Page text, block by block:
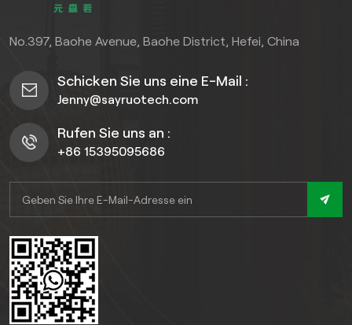
Außenterrassen, keine
professionellen Werkzeuge
erforderlich. Egal, ob Sie
einen kleinen Balkon oder
eine große Terrasse
aufwerten, die 3D-
geprägte Oberfläche
verleiht eine hochwertige,
natürliche, holzähnliche
Textur, die jedes Outdoor-
langlebige WPC-
Terrassenfliesen mit 3D-
Prägung für
Außenterrassen erfordern
nur minimale Wartung und
No.397, Baohe Avenue, Baohe District, Hefei, China
Schicken Sie uns eine E-Mail :
Jenny@sayruotech.com
Rufen Sie uns an :
+86 15395095686